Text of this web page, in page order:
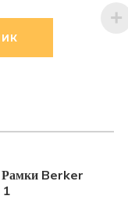
Рамки Berker
1